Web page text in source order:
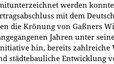
werden
mit dem
die Krönung von Gaßners
Jahren unter
hin, bereits
städtebauliche Entwicklung